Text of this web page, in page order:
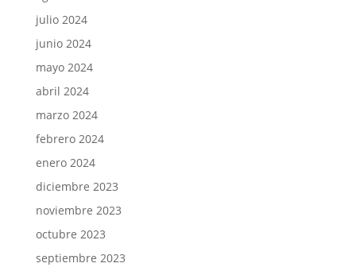
julio 2024
junio 2024
mayo 2024
abril 2024
marzo 2024
febrero 2024
enero 2024
diciembre 2023
noviembre 2023
octubre 2023
septiembre 2023